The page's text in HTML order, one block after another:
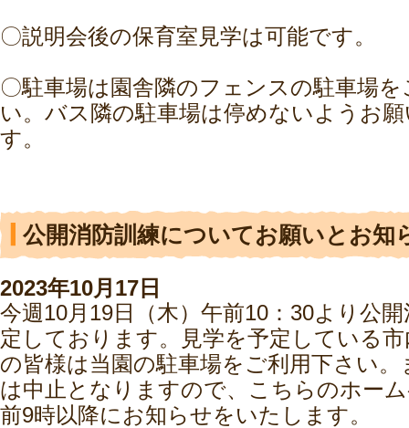
〇説明会後の保育室見学は可能です。
〇駐車場は園舎隣のフェンスの駐車場
い。バス隣の駐車場は停めないようお
す。
公開消防訓練についてお願いとお知
2023年10月17日
今週10月19日（木）午前10：30より公
定しております。見学を予定している
の皆様は当園の駐車場をご利用下さい。
は中止となりますので、こちらのホー
前9時以降にお知らせをいたします。